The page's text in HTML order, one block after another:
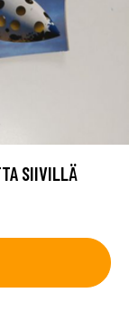
SIIVILLÄ